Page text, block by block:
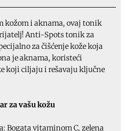
kožom i aknama, ovaj tonik
Anti-Spots tonik za
za čišćenje kože koja
je aknama, koristeći
koji ciljaju i rešavaju ključne
za vašu kožu
Bogata vitaminom C, zelena